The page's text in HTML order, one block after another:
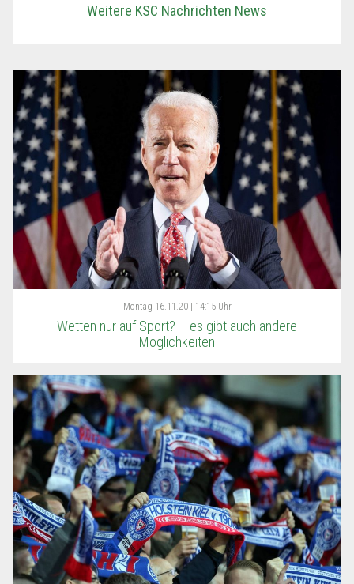
Weitere KSC Nachrichten News
Montag 16.11.20 | 14:15 Uhr
Wetten nur auf Sport? – es gibt auch andere
Möglichkeiten